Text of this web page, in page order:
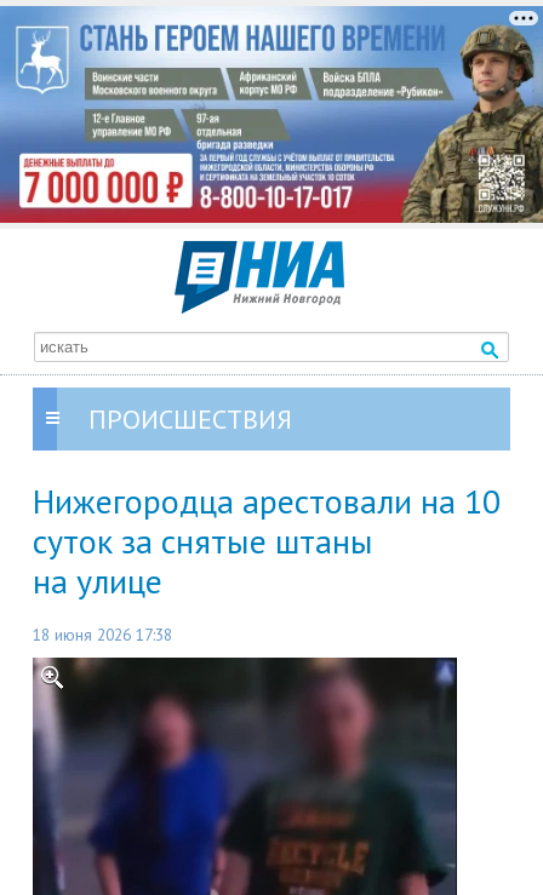
ПРОИСШЕСТВИЯ
Нижегородца арестовали на 10
суток за снятые штаны
на улице
18 июня 2026 17:38